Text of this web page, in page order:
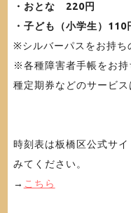
・おとな 220円
・子ども（小学生）110
※シルバーパスをお持ち
※各種障害者手帳をお持
種定期券などのサービ
時刻表は板橋区公式サ
みてください。
→ こちら